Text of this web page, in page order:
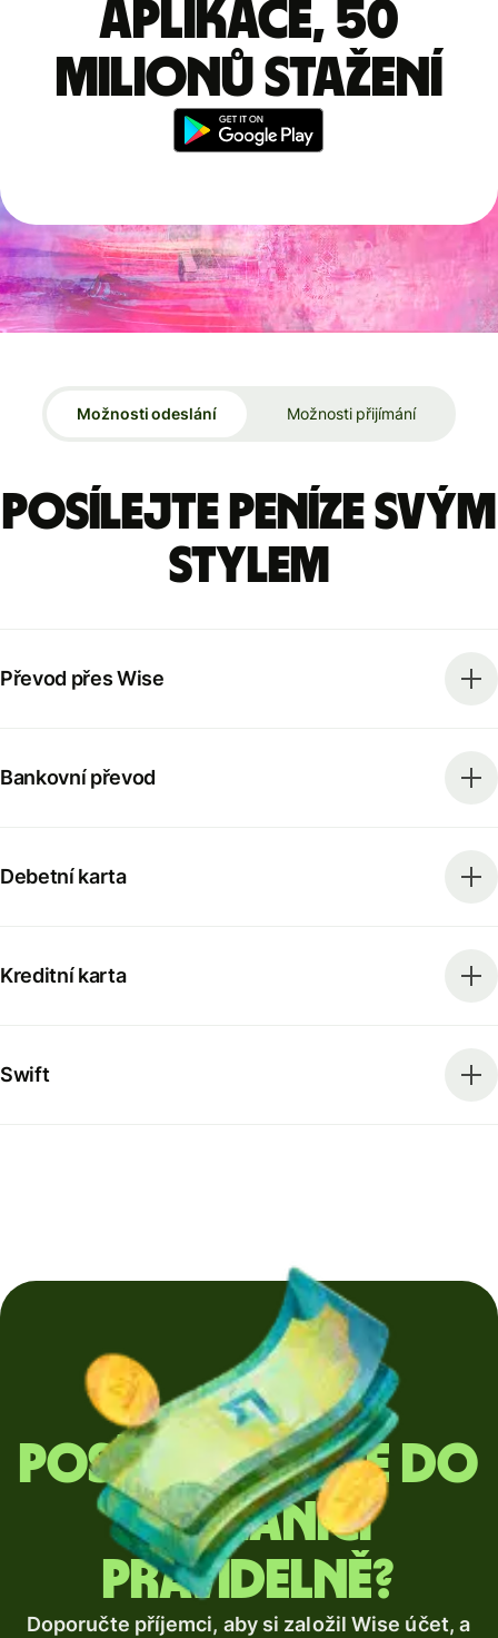
aplikace, 50
milionů stažení
Možnosti odeslání Možnosti přijímání
Posílejte peníze svým
stylem
Převod přes Wise
Bankovní převod
Debetní karta
Kreditní karta
Swift
Posíláte peníze do
zahraničí
pravidelně?
Doporučte příjemci, aby si založil Wise účet, a